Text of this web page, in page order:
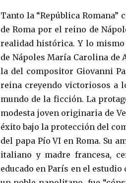
Tanto la “República
de Roma por el reino de
realidad histórica. Y lo
de Nápoles María Carolina de
la del compositor Giovanni
reina creyendo victoriosos a
mundo de la ficción. La
modesta joven originaria de
éxito bajo la protección del
del papa Pío VI en Roma. Su
italiano y madre francesa,
educado en París en el